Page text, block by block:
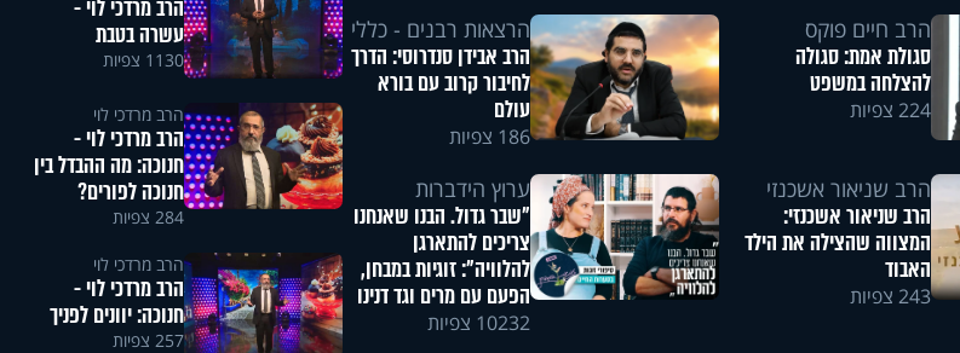
הרב חיים פוקס
סגולת אמת: סגולה
להצלחה במשפט
224 צפיות
הרצאות רבנים - כללי
הרב אבידן סנדרוסי: הדרך
לחיבור קרוב עם בורא
עולם
186 צפיות
הרב שניאור אשכנזי
הרב שניאור אשכנזי:
המצווה שהצילה את הילד
האבוד
243 צפיות
ערוץ הידברות
"שבר גדול. הבנו שאנחנו
צריכים להתארגן
להלוויה": זוגיות במבחן,
הפעם עם מרים וגד דנינו
10232 צפיות
הרב מרדכי לוי -
עשרה בטבת
1130 צפיות
הרב מרדכי לוי
הרב מרדכי לוי -
חנוכה: מה ההבדל בין
חנוכה לפורים?
284 צפיות
הרב מרדכי לוי
הרב מרדכי לוי -
חנוכה: יוונים לפניך
257 צפיות